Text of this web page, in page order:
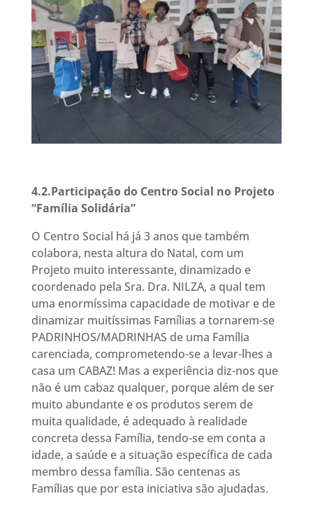
4.2.Participação do Centro Social no Projeto
“Família Solidária”
O Centro Social há já 3 anos que também
colabora, nesta altura do Natal, com um
Projeto muito interessante, dinamizado e
coordenado pela Sra. Dra. NILZA, a qual tem
uma enormíssima capacidade de motivar e de
dinamizar muitíssimas Famílias a tornarem-se
PADRINHOS/MADRINHAS de uma Família
carenciada, comprometendo-se a levar-lhes a
casa um CABAZ! Mas a experiência diz-nos que
não é um cabaz qualquer, porque além de ser
muito abundante e os produtos serem de
muita qualidade, é adequado à realidade
concreta dessa Família, tendo-se em conta a
idade, a saúde e a situação específica de cada
membro dessa família. São centenas as
Famílias que por esta iniciativa são ajudadas.